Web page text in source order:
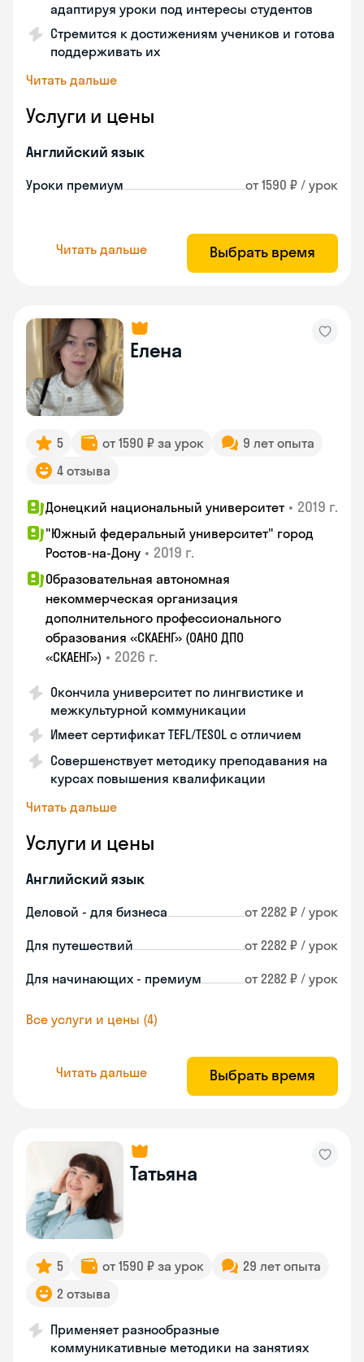
адаптируя уроки под интересы студентов
Стремится к достижениям учеников и готова
поддерживать их
Читать дальше
Услуги и цены
Английский язык
Уроки премиум от 1590 ₽ / урок
Читать дальше Выбрать время
Елена
5 от 1590 ₽ за урок
9 лет опыта
4 отзыва
Донецкий национальный университет • 2019 г.
"Южный федеральный университет" город
Ростов-на-Дону • 2019 г.
Образовательная автономная
некоммерческая организация
дополнительного профессионального
образования «СКАЕНГ» (ОАНО ДПО
«СКАЕНГ») • 2026 г.
Окончила университет по лингвистике и
межкультурной коммуникации
Имеет сертификат TEFL/TESOL с отличием
Совершенствует методику преподавания на
курсах повышения квалификации
Читать дальше
Услуги и цены
Английский язык
Деловой - для бизнеса от 2282 ₽ / урок
Для путешествий от 2282 ₽ / урок
Для начинающих - премиум от 2282 ₽ / урок
Все услуги и цены (4)
Читать дальше Выбрать время
Татьяна
5 от 1590 ₽ за урок
29 лет опыта
2 отзыва
Применяет разнообразные
коммуникативные методики на занятиях